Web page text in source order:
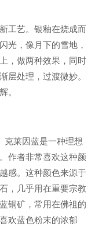
工艺。银釉在烧成而
光，像月下的雪地，
，做两种效果，同时
层处理，过渡微妙。
。
克莱因蓝是一种理想
作者非常喜欢这种颜
感。这种颜色来源于
，几乎用在重要宗教
铜矿，常用在佛祖的
欢蓝色粉末的浓郁